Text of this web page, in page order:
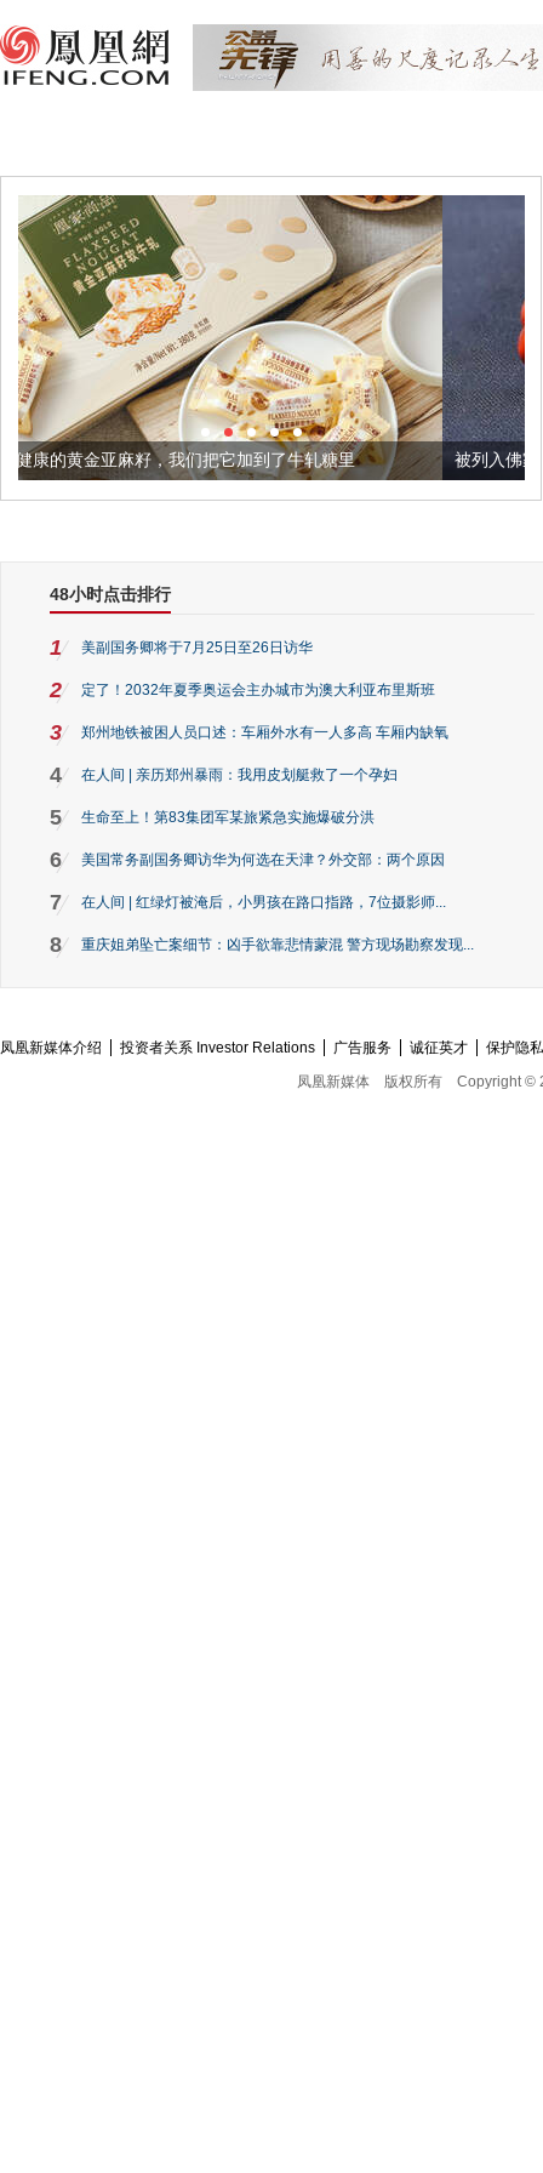
们把它加到了牛轧糖里 被列入佛家七宝的它到底有多美？
48小时点击排行
1 美副国务卿将于7月25日至26日访华
2 定了！2032年夏季奥运会主办城市为澳大利亚布里斯班
3 郑州地铁被困人员口述：车厢外水有一人多高 车厢内缺氧
4 在人间 | 亲历郑州暴雨：我用皮划艇救了一个孕妇
5 生命至上！第83集团军某旅紧急实施爆破分洪
6 美国常务副国务卿访华为何选在天津？外交部：两个原因
7 在人间 | 红绿灯被淹后，小男孩在路口指路，7位摄影师...
8 重庆姐弟坠亡案细节：凶手欲靠悲情蒙混 警方现场勘察发现...
凤凰新媒体介绍 投资者关系 Investor Relations 广告服务 诚征英才
保护隐
凤凰新媒体
版权所有 Copyright ©